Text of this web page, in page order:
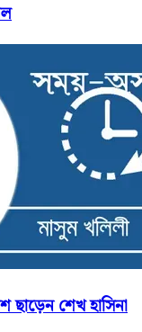
ছাড়েন শেখ হাসিনা